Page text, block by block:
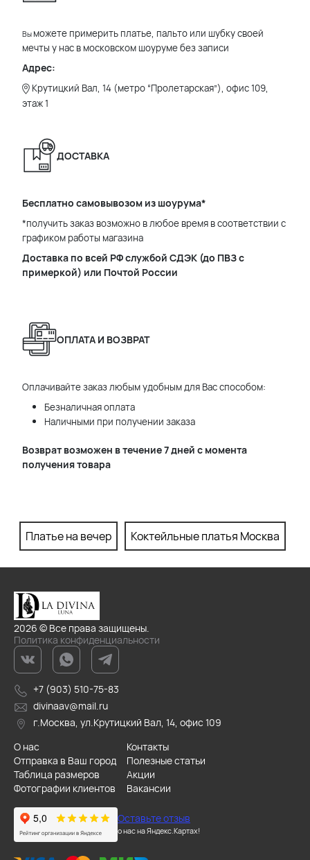
Вы можете примерить платье, пальто или шубку своей
мечты у нас в московском шоуруме без записи
Адрес:
Крутицкий Вал, 14 (метро “Пролетарская”), офис 109,
этаж 1
ДОСТАВКА
Бесплатно самовывозом из шоурума*
*получить заказ возможно в любое время в соответствии с
графиком работы магазина
Доставка по всей РФ службой СДЭК (до ПВЗ с
примеркой) или Почтой России
ОПЛАТА И ВОЗВРАТ
Оплачивайте заказ любым удобным для Вас способом:
Безналичная оплата
Наличными при получении заказа
Возврат возможен в течение 7 дней с момента
получения товара
Платье на вечер Коктейльные платья Москва
2026 © Все права защищены.
Политика конфиденциальности
+7 (903) 510-75-83
divinaav@mail.ru
г.Москва, ул.Крутицкий Вал, 14, офис 109
О нас
Контакты
Отправка в Ваш город
Полезные статьи
Таблица размеров
Акции
Фотографии клиентов
Вакансии
Оставьте отзыв
о нас на Яндекс.Картах!